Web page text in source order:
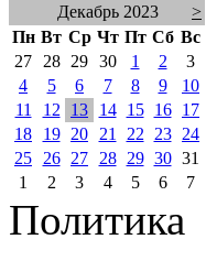
Декабрь 2023
>
Пн Вт Ср Чт Пт Сб Вс
27
28 29 30 1 2
3
4
5 6 7 8 9
10
11
12 13 14 15 16
17
18
19 20 21 22 23
24
25
26 27 28 29 30 31
1
2 3 4 5 6 7
Политика